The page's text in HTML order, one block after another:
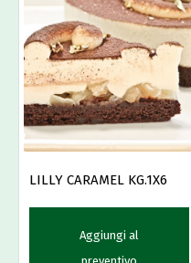
LILLY CARAMEL KG.1X6
Aggiungi al